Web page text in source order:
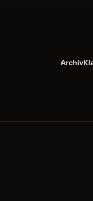
Archiv